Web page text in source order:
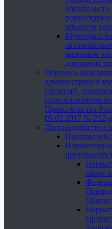
объектов
наземном
дорожном
Перечень
администрации
сведений,
использованием
Правительства
09.02.2017 № 232-
Противодействие
сфере